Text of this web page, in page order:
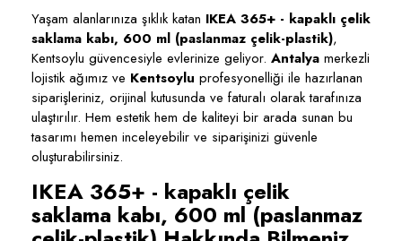
Yaşam alanlarınıza şıklık katan IKEA 365+ - kapaklı çelik
saklama kabı, 600 ml (paslanmaz çelik-plastik),
Kentsoylu güvencesiyle evlerinize geliyor. Antalya merkezli
lojistik ağımız ve Kentsoylu profesyonelliği ile hazırlanan
siparişleriniz, orijinal kutusunda ve faturalı olarak tarafınıza
ulaştırılır. Hem estetik hem de kaliteyi bir arada sunan bu
tasarımı hemen inceleyebilir ve siparişinizi güvenle
oluşturabilirsiniz.
IKEA 365+ - kapaklı çelik
saklama kabı, 600 ml (paslanmaz